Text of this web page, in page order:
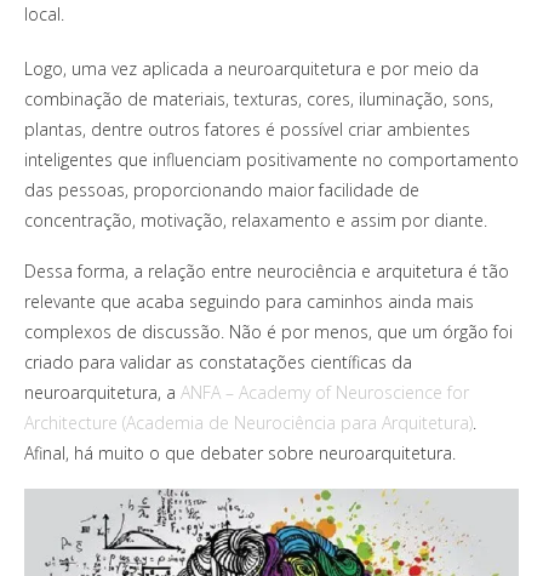
local.
Logo, uma vez aplicada a neuroarquitetura e por meio da
combinação de materiais, texturas, cores, iluminação, sons,
plantas, dentre outros fatores é possível criar ambientes
inteligentes que influenciam positivamente no comportamento
das pessoas, proporcionando maior facilidade de
concentração, motivação, relaxamento e assim por diante.
Dessa forma, a relação entre neurociência e arquitetura é tão
relevante que acaba seguindo para caminhos ainda mais
complexos de discussão. Não é por menos, que um órgão foi
criado para validar as constatações científicas da
neuroarquitetura, a ANFA – Academy of Neuroscience for
Architecture (Academia de Neurociência para Arquitetura)
Afinal, há muito o que debater sobre neuroarquitetura.